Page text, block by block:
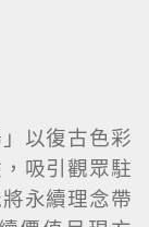
以復古色彩
吸引觀眾駐
永續理念帶